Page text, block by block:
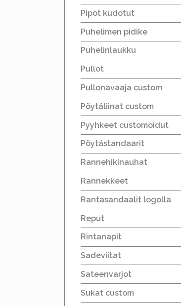
Pipot kudotut
Puhelimen pidike
Puhelinlaukku
Pullot
Pullonavaaja custom
Pöytäliinat custom
Pyyhkeet customoidut
Pöytästandaarit
Rannehikinauhat
Rannekkeet
Rantasandaalit logolla
Reput
Rintanapit
Sadeviitat
Sateenvarjot
Sukat custom